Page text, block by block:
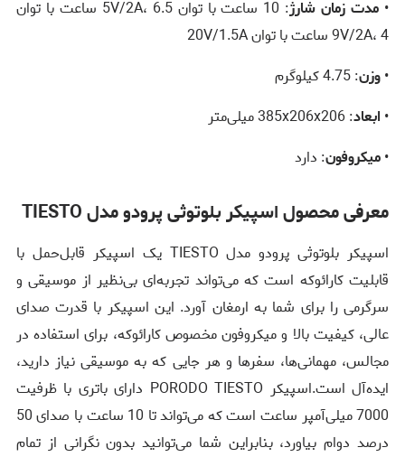
• مدت زمان شارژ
: 10 ساعت با توان 5V/2A، 6.5 ساعت با توان
9V/2A، 4 ساعت با توان 20V/1.5A
•وزن: 4.75 کیلوگرم
• ابعاد: 385x206x206 میلی‌متر
•میکروفون: دارد
معرفی محصول اسپیکر بلوتوثی پرودو مدل TIESTO
اسپیکر بلوتوثی پرودو مدل TIESTO یک اسپیکر قابل‌حمل با
قابلیت کارائوکه است که می‌تواند تجربه‌ای بی‌نظیر از موسیقی و
سرگرمی را برای شما به ارمغان آورد. این اسپیکر با قدرت صدای
عالی، کیفیت بالا و میکروفون مخصوص کارائوکه، برای استفاده در
مجالس، مهمانی‌ها، سفرها و هر جایی که به موسیقی نیاز دارید،
ایده‌آل است.اسپیکر PORODO TIESTO دارای باتری با ظرفیت
7000 میلی‌آمپر ساعت است که می‌تواند تا 10 ساعت با صدای 50
درصد دوام بیاورد، بنابراین شما می‌توانید بدون نگرانی از تمام